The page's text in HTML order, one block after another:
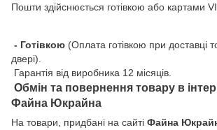
Пошти здійснюється готівкою або картами
- Готівкою (Оплата готівкою при доставці
двері).
Гарантія від виробника 12 місяців.
Обмін та повернення товару в
Файна Юкрайна
На товари, придбані на сайті Файна